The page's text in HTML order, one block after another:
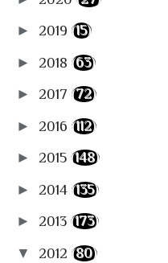
🛫Travel
📋Αρχειοθήκες
► 2019 (15)
► 2018 (63)
► 2017 (72)
► 2016 (112)
► 2015 (148)
► 2014 (135)
► 2013 (173)
▼ 2012 (80)